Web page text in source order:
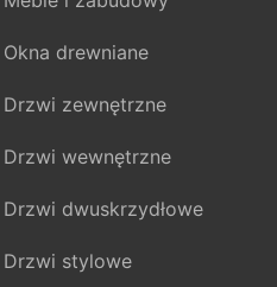
Okna drewniane
Drzwi zewnętrzne
Drzwi wewnętrzne
Drzwi dwuskrzydłowe
Drzwi stylowe